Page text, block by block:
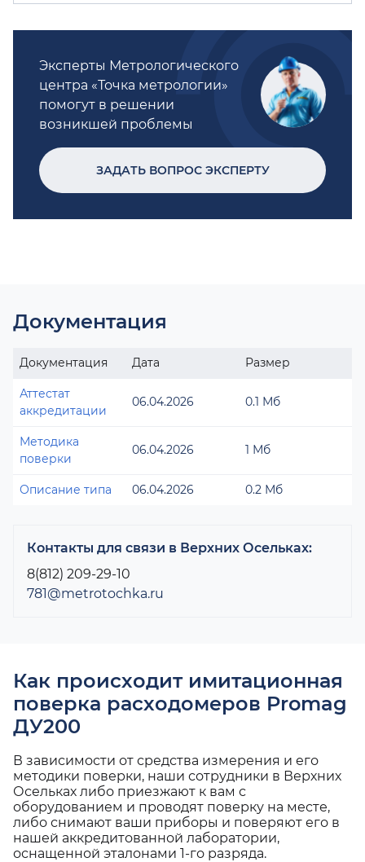
Эксперты Метрологического
центра «Точка метрологии»
помогут в решении
возникшей проблемы
ЗАДАТЬ ВОПРОС ЭКСПЕРТУ
Документация
Документация Дата Размер
Аттестат
аккредитации
06.04.2026 0.1 Мб
Методика
поверки
06.04.2026 1 Мб
Описание типа 06.04.2026 0.2 Мб
Контакты для связи в Верхних Осельках:
8(812) 209-29-10
781@metrotochka.ru
Как происходит имитационная
поверка расходомеров Promag
ДУ200
В зависимости от средства измерения и его
методики поверки, наши сотрудники в Верхних
Осельках либо приезжают к вам с
оборудованием и проводят поверку на месте,
либо снимают ваши приборы и поверяют его в
нашей аккредитованной лаборатории,
оснащенной эталонами 1-го разряда.